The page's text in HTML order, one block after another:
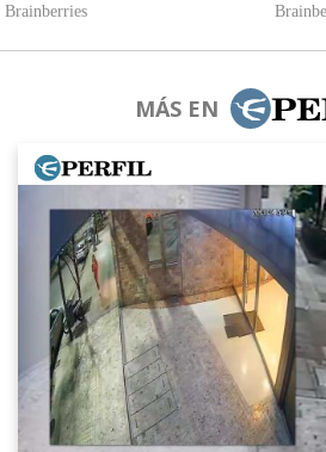
MÁS EN